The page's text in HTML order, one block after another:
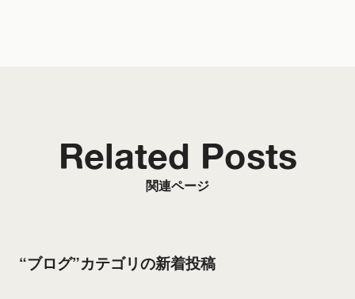
関連ページ
Related Posts
“ブログ”カテゴリの新着投稿